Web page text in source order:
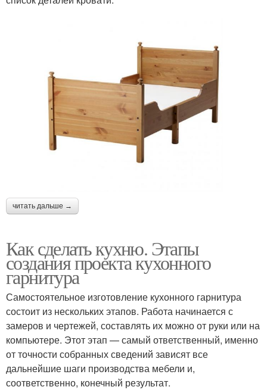
читать дальше →
Как сделать кухню. Этапы
создания проекта кухонного
гарнитура
Самостоятельное изготовление кухонного гарнитура
состоит из нескольких этапов. Работа начинается с
замеров и чертежей, составлять их можно от руки или на
компьютере. Этот этап — самый ответственный, именно
от точности собранных сведений зависят все
дальнейшие шаги производства мебели и,
соответственно, конечный результат.